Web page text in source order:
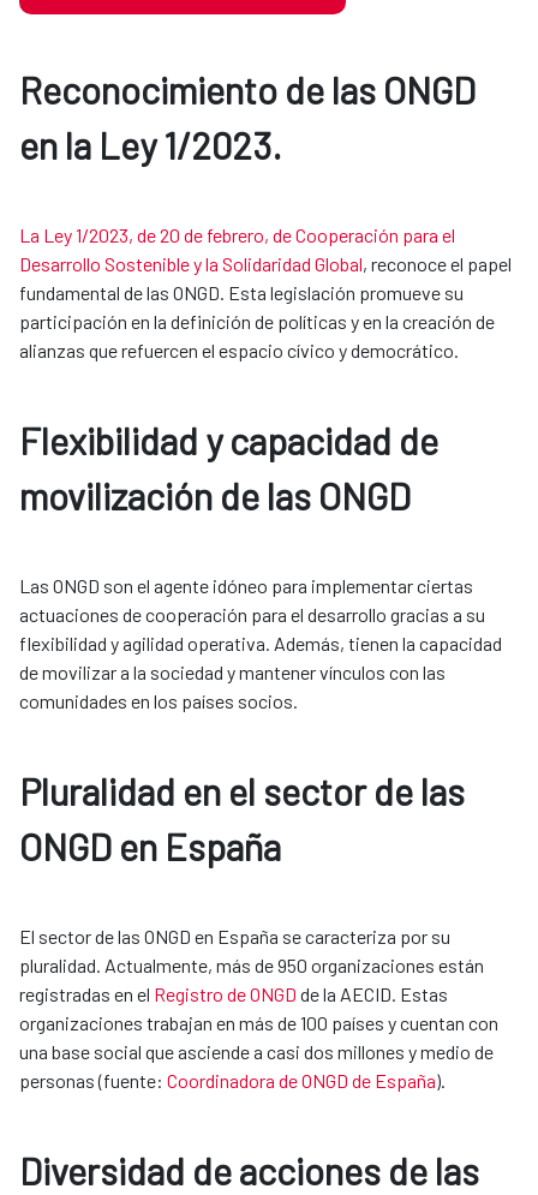
Reconocimiento de las ONGD
en la Ley 1/2023.​​​​​​​
La Ley 1/2023, de 20 de febrero, de Cooperación para el
Desarrollo Sostenible y la Solidaridad Global, reconoce el papel
fundamental de las ONGD. Esta legislación promueve su
participación en la definición de políticas y en la creación de
alianzas que refuercen el espacio cívico y democrático.
Flexibilidad y capacidad de
movilización de las ONGD
Las ONGD son el agente idóneo para implementar ciertas
actuaciones de cooperación para el desarrollo gracias a su
flexibilidad y agilidad operativa. Además, tienen la capacidad
de movilizar a la sociedad y mantener vínculos con las
comunidades en los países socios.
Pluralidad en el sector de las
ONGD en España
El sector de las ONGD en España se caracteriza por su
pluralidad. Actualmente, más de 950 organizaciones están
registradas en el Registro de ONGD de la AECID. Estas
organizaciones trabajan en más de 100 países y cuentan con
una base social que asciende a casi dos millones y medio de
personas (fuente: Coordinadora de ONGD de España).
Diversidad de acciones de las